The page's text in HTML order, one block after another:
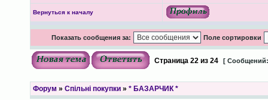
Вернуться к началу
Показать сообщения за: Поле сортировки
Страница 22из 24 [
Форум » Спільні покупки» * БАЗАРЧИК *